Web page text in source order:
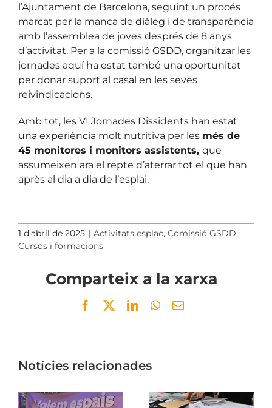
l’Ajuntament de Barcelona, seguint un procés
marcat per la manca de diàleg i de transparència
amb l’assemblea de joves després de 8 anys
d’activitat. Per a la comissió GSDD, organitzar les
jornades aquí ha estat també una oportunitat
per donar suport al casal en les seves
reivindicacions.
Amb tot, les VI Jornades Dissidents han estat
una experiència molt nutritiva per les més de
45 monitores i monitors assistents, que
assumeixen ara el repte d’aterrar tot el que han
après al dia a dia de l’esplai.
1 d'abril de 2025 | Activitats esplac, Comissió GSDD,
Cursos i formacions
Comparteix a la xarxa
Facebook
TwitterLinkedInWhatsApp
Email
Notícies relacionades